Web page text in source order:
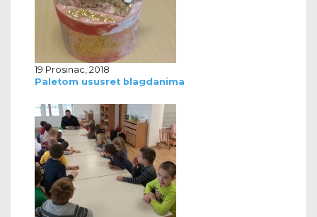
19 Prosinac, 2018
Paletom ususret blagdanima